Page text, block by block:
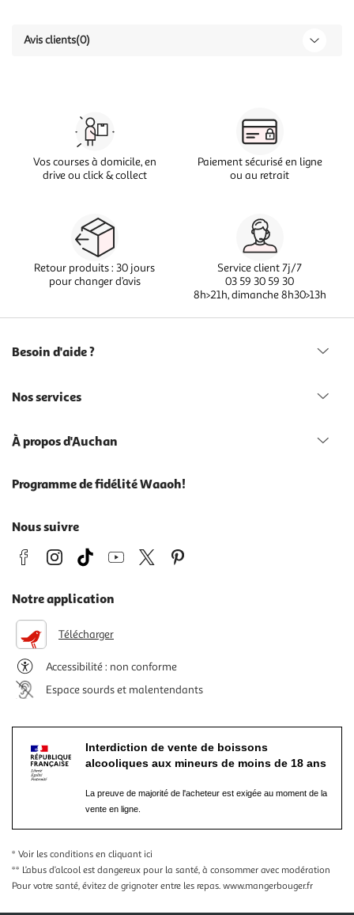
Avis clients(0)
Vos courses à domicile, en
drive ou click & collect
Paiement sécurisé en ligne
ou au retrait
Retour produits : 30 jours
pour changer d’avis
Service client 7j/7
03 59 30 59 30
8h>21h, dimanche 8h30>13h
Besoin d'aide ?
Nos services
À propos d'Auchan
Programme de fidélité Waaoh!
Nous suivre
Notre application
Télécharger
Accessibilité : non conforme
Espace sourds et malentendants
Interdiction de vente de boissons
alcooliques aux mineurs de moins de 18 ans
La preuve de majorité de l'acheteur est exigée au moment de la
vente en ligne.
* Voir les conditions en cliquant ici
** L’abus d’alcool est dangereux pour la santé, à consommer avec modération
Pour votre santé, évitez de grignoter entre les repas. www.mangerbouger.fr